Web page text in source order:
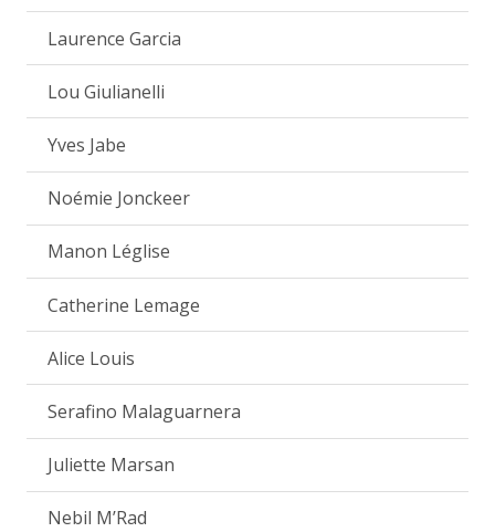
Laurence Garcia
Lou Giulianelli
Yves Jabe
Noémie Jonckeer
Manon Léglise
Catherine Lemage
Alice Louis
Serafino Malaguarnera
Juliette Marsan
Nebil M’Rad